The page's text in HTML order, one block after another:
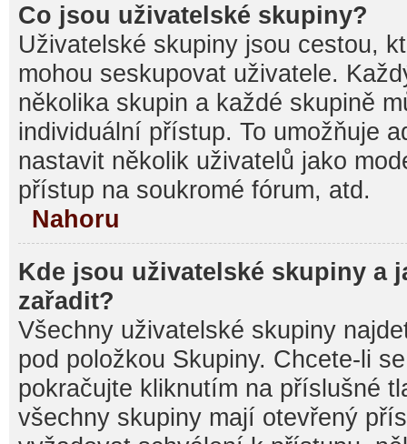
Co jsou uživatelské skupiny?
Uživatelské skupiny jsou cestou,
mohou seskupovat uživatele.
několika skupin a každé skupině
individuální přístup. To umožňuje
nastavit několik uživatelů jako
přístup na soukromé fórum, atd.
Nahoru
Kde jsou uživatelské skupiny a
zařadit?
Všechny uživatelské skupiny
pod položkou Skupiny. Chcete-li
pokračujte kliknutím na příslušné
všechny skupiny mají otevřený